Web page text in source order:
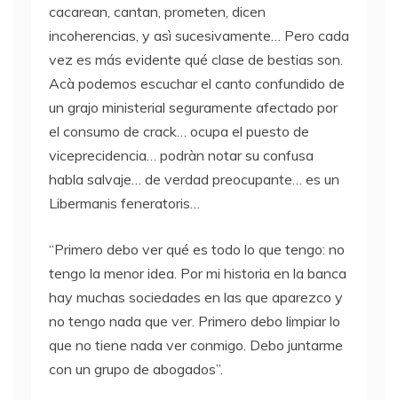
cacarean, cantan, prometen, dicen
incoherencias, y asì sucesivamente… Pero cada
vez es más evidente qué clase de bestias son.
Acà podemos escuchar el canto confundido de
un grajo ministerial seguramente afectado por
el consumo de crack… ocupa el puesto de
viceprecidencia… podràn notar su confusa
habla salvaje… de verdad preocupante… es un
Libermanis feneratoris…
“Primero debo ver qué es todo lo que tengo: no
tengo la menor idea. Por mi historia en la banca
hay muchas sociedades en las que aparezco y
no tengo nada que ver. Primero debo limpiar lo
que no tiene nada ver conmigo. Debo juntarme
con un grupo de abogados”.